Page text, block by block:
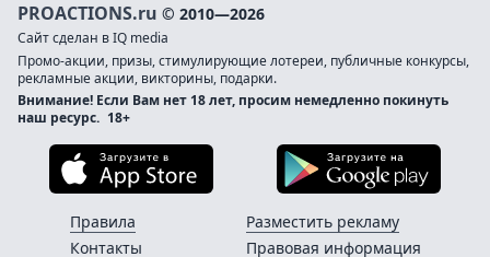
PROACTIONS.ru © 2010—2026
Сайт сделан в IQ media
Промо-акции, призы, стимулирующие лотереи, публичные конкурсы,
рекламные акции, викторины, подарки.
Внимание! Если Вам нет 18 лет, просим немедленно покинуть
наш ресурс. 18+
Загрузите в App Store
Правила
Контакты
Разместить рекламу
Правовая информация